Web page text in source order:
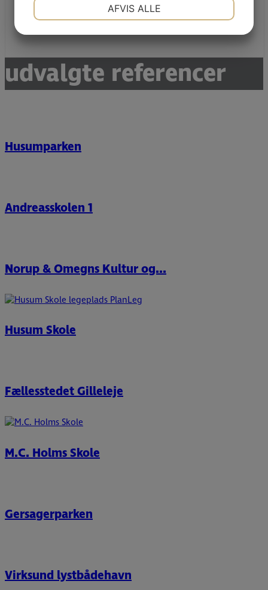
udvalgte referencer
Husumparken
Andreasskolen 1
Norup & Omegns Kultur og...
Husum Skole
Fællesstedet Gilleleje
M.C. Holms Skole
Gersagerparken
Virksund lystbådehavn
AFVIS ALLE